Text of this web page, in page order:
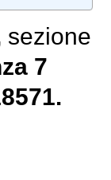
sezione
7